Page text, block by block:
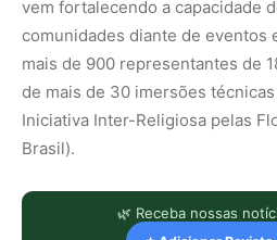
vem fortalecendo a capacidade
comunidades diante de eventos
mais de 900 representantes de
de mais de 30 imersões
Iniciativa Inter-Religiosa pelas
Brasil).
🌿 Receba nossas